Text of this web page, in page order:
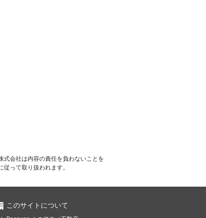
式会社は内容の責任を負わないことを
って取り扱われます。
このサイトについて